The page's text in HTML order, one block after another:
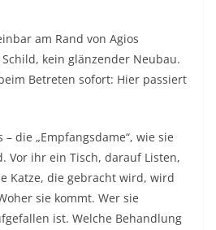
am Rand von Agios
kein glänzender Neubau.
Betreten sofort: Hier passiert
die „Empfangsdame“, wie sie
Vor ihr ein Tisch, darauf Listen,
Katze, die gebracht wird, wird
sie kommt. Wer sie
ist. Welche Behandlung